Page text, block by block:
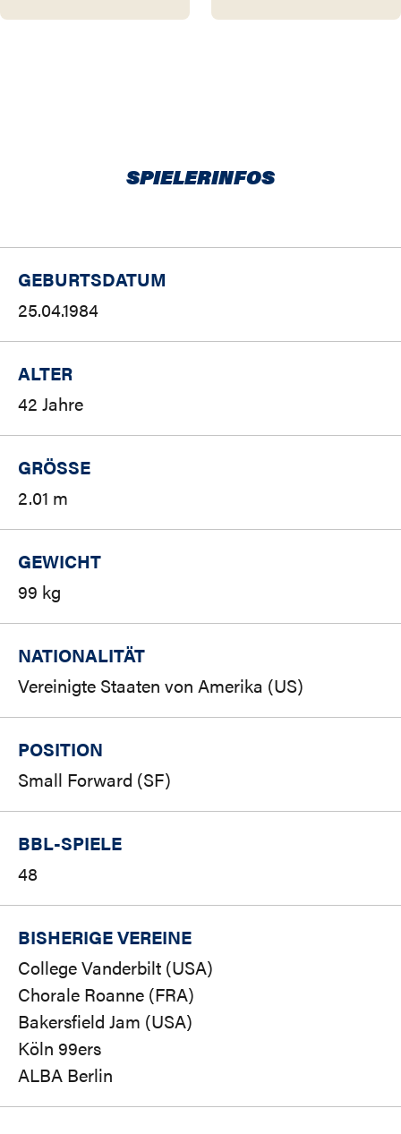
SPIELERINFOS
GEBURTSDATUM
25.04.1984
ALTER
42 Jahre
GRÖSSE
2.01 m
GEWICHT
99 kg
NATIONALITÄT
Vereinigte Staaten von Amerika (US)
POSITION
Small Forward (SF)
BBL-SPIELE
48
BISHERIGE VEREINE
College Vanderbilt (USA)
Chorale Roanne (FRA)
Bakersfield Jam (USA)
Köln 99ers
ALBA Berlin